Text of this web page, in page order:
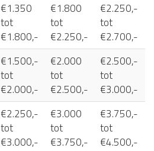
€1.350
tot
€1.800,-
€1.800
tot
€2.250,-
€2.250,-
tot
€2.700,-
€1.500,-
tot
€2.000,-
€2.000
tot
€2.500,-
€2.500,-
tot
€3.000,-
€2.250,-
tot
€3.000,-
€3.000
tot
€3.750,-
€3.750,-
tot
€4.500,-